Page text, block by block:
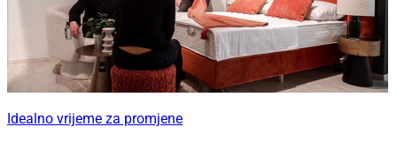
Idealno vrijeme za promjene